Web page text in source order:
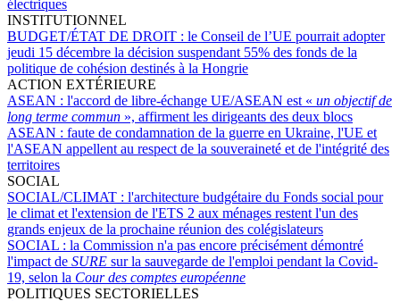
électriques
INSTITUTIONNEL
BUDGET/ÉTAT DE DROIT : le Conseil de l’UE pourrait adopter
jeudi 15 décembre la décision suspendant 55% des fonds de la
politique de cohésion destinés à la Hongrie
ACTION EXTÉRIEURE
ASEAN : l'accord de libre-échange UE/ASEAN est « un objectif de
long terme commun », affirment les dirigeants des deux blocs
ASEAN : faute de condamnation de la guerre en Ukraine, l'UE et
l'ASEAN appellent au respect de la souveraineté et de l'intégrité des
territoires
SOCIAL
SOCIAL/CLIMAT : l'architecture budgétaire du Fonds social pour
le climat et l'extension de l'ETS 2 aux ménages restent l'un des
grands enjeux de la prochaine réunion des colégislateurs
SOCIAL : la Commission n'a pas encore précisément démontré
l'impact de SURE sur la sauvegarde de l'emploi pendant la Covid-
19, selon la Cour des comptes européenne
POLITIQUES SECTORIELLES